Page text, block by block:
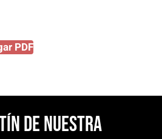
PDF
de nuestra